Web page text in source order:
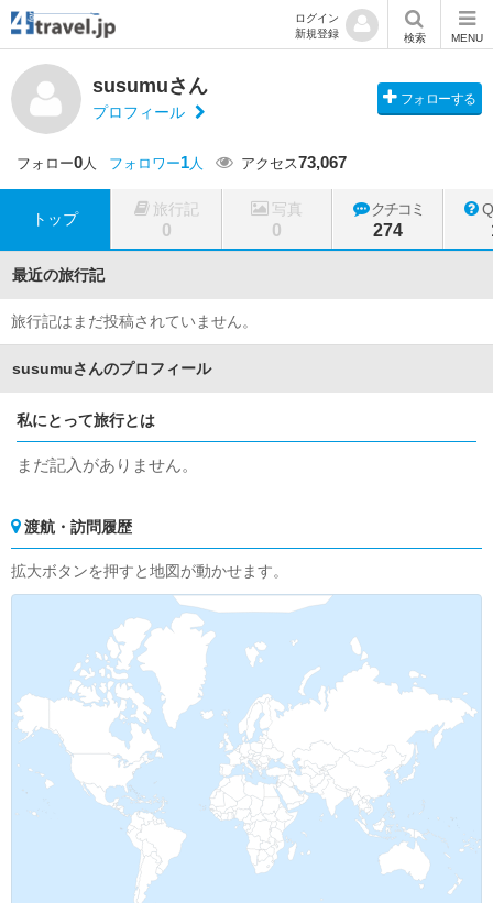
ログイン
新規登録
検索 MENU
susumuさん
プロフィール
フォローする
フォロー0人 フォロワー1人 アクセス73,067
トップ
旅行記
0
写真
0
クチコミ
274
最近の旅行記
旅行記はまだ投稿されていません。
susumuさんのプロフィール
私にとって旅行とは
まだ記入がありません。
渡航・訪問履歴
拡大ボタンを押すと地図が動かせます。